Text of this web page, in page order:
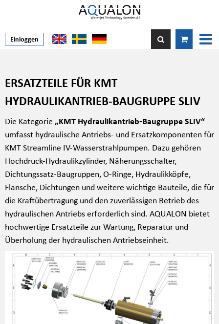
Einloggen
ERSATZTEILE FÜR KMT
HYDRAULIKANTRIEB-BAUGRUPPE SLIV
Die Kategorie „KMT Hydraulikantrieb-Baugruppe SLIV“
umfasst hydraulische Antriebs- und Ersatzkomponenten für
KMT Streamline IV-Wasserstrahlpumpen. Dazu gehören
Hochdruck-Hydraulikzylinder, Näherungsschalter,
Dichtungssatz-Baugruppen, O-Ringe, Hydraulikköpfe,
Flansche, Dichtungen und weitere wichtige Bauteile, die für
die Kraftübertragung und den zuverlässigen Betrieb des
hydraulischen Antriebs erforderlich sind. AQUALON bietet
hochwertige Ersatzteile zur Wartung, Reparatur und
Überholung der hydraulischen Antriebseinheit.